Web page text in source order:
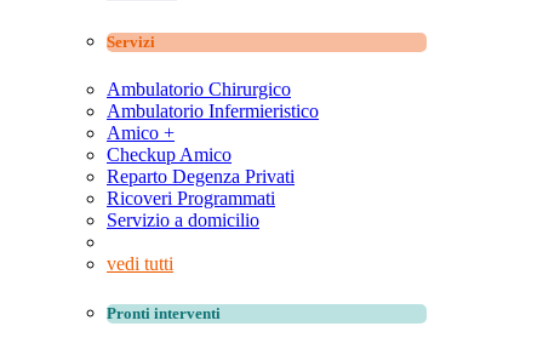
Servizi
Ambulatorio Chirurgico
Ambulatorio Infermieristico
Amico +
Checkup Amico
Reparto Degenza Privati
Ricoveri Programmati
Servizio a domicilio
vedi tutti
Pronti interventi